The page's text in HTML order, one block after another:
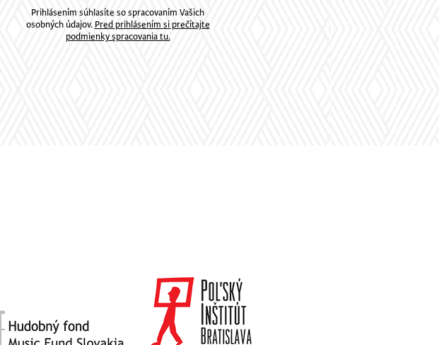
Prihlásením súhlasíte so spracovaním Vašich
osobných údajov. Pred prihlásením si prečítajte
podmienky spracovania tu.